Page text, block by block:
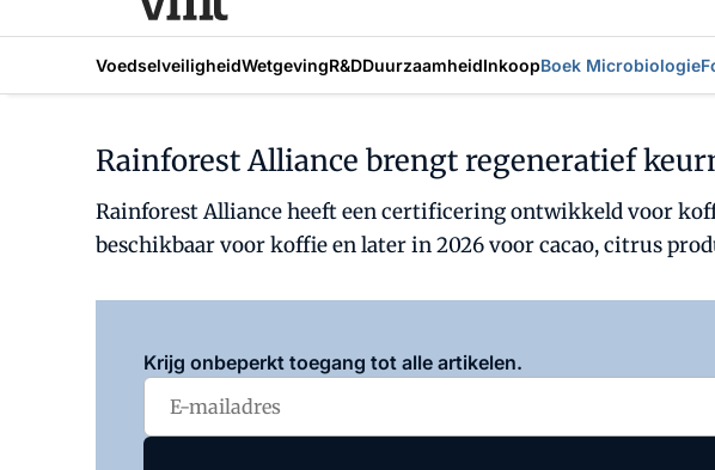
VoedselveiligheidWetgevingR&DDuurzaamheidInkoopBoek Microbiologie
Rainforest Alliance brengt regeneratief
Rainforest Alliance heeft een certificering ontwikkeld voor
beschikbaar voor koffie en later in 2026 voor cacao, citrus
Krijg onbeperkt toegang tot alle artikelen.